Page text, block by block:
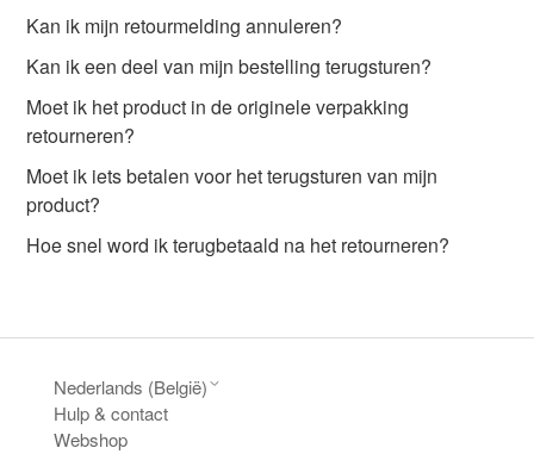
Kan ik mijn retourmelding annuleren?
Kan ik een deel van mijn bestelling terugsturen?
Moet ik het product in de originele verpakking
retourneren?
Moet ik iets betalen voor het terugsturen van mijn
product?
Hoe snel word ik terugbetaald na het retourneren?
Nederlands (België)
Hulp & contact
Webshop